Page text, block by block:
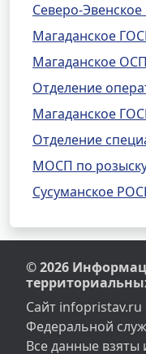
Северо-
Магаданское
Магаданское
Отделение
Магаданское
Отделение
МОСП по
Сусуманское
© 2026
Сайт infopristav.ru
Федеральной
Все данные взяты